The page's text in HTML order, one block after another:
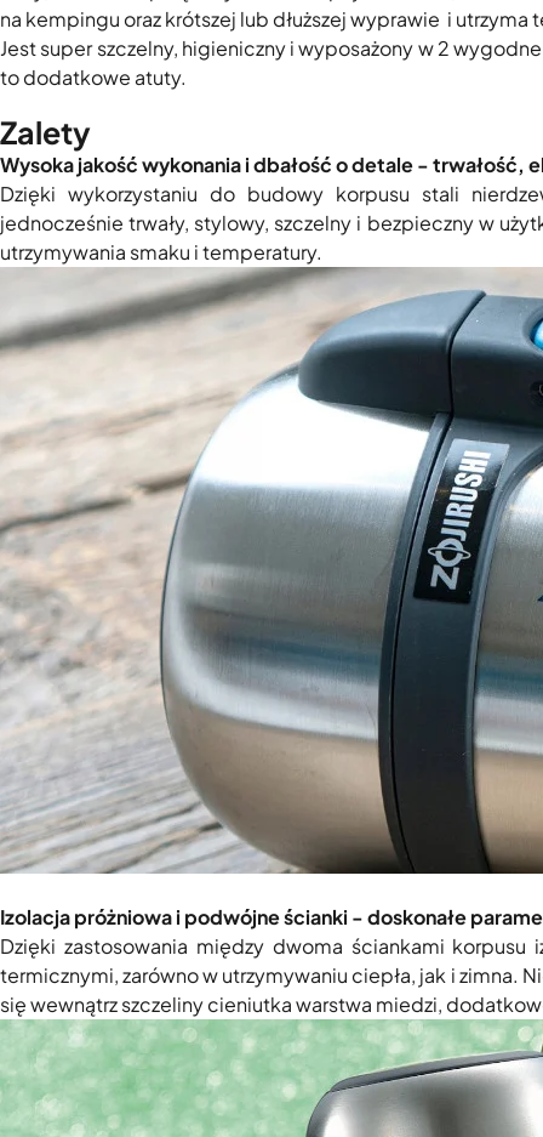
na kempingu oraz krótszej lub dłuższej wyprawie i
Jest super szczelny, higieniczny i wyposażony w 2
to dodatkowe atuty.
Zalety
Wysoka jakość wykonania i dbałość o detale - trwałość,
Dzięki wykorzystaniu do budowy korpusu stali
jednocześnie trwały, stylowy, szczelny i bezpieczny w
utrzymywania smaku i temperatury.
Izolacja próżniowa i podwójne ścianki - doskonałe
Dzięki zastosowania między dwoma ściankami korpusu
termicznymi, zarówno w utrzymywaniu ciepła, jak i zimna.
się wewnątrz szczeliny cieniutka warstwa miedzi,